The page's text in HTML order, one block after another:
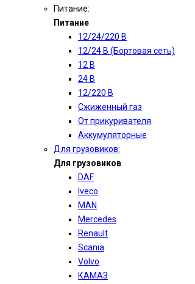
Питание:
Питание
12/24/220 В
12/24 В (Бортовая сеть)
12 В
24 В
12/220 В
Сжиженный газ
От прикуривателя
Аккумуляторные
Для грузовиков:
Для грузовиков
DAF
Iveco
MAN
Mercedes
Renault
Scania
Volvo
КАМАЗ